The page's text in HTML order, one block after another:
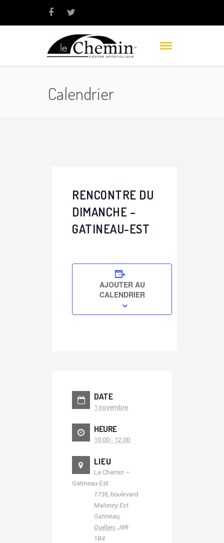
Calendrier
RENCONTRE DU
DIMANCHE –
GATINEAU-EST
AJOUTER AU
CALENDRIER
DATE
1 novembre
HEURE
10:00 - 12:00
LIEU
Le Chemin –
Gatineau-Est
1736, boulevard
Maloney Est
Gatineau,
Québec J8R
1B4